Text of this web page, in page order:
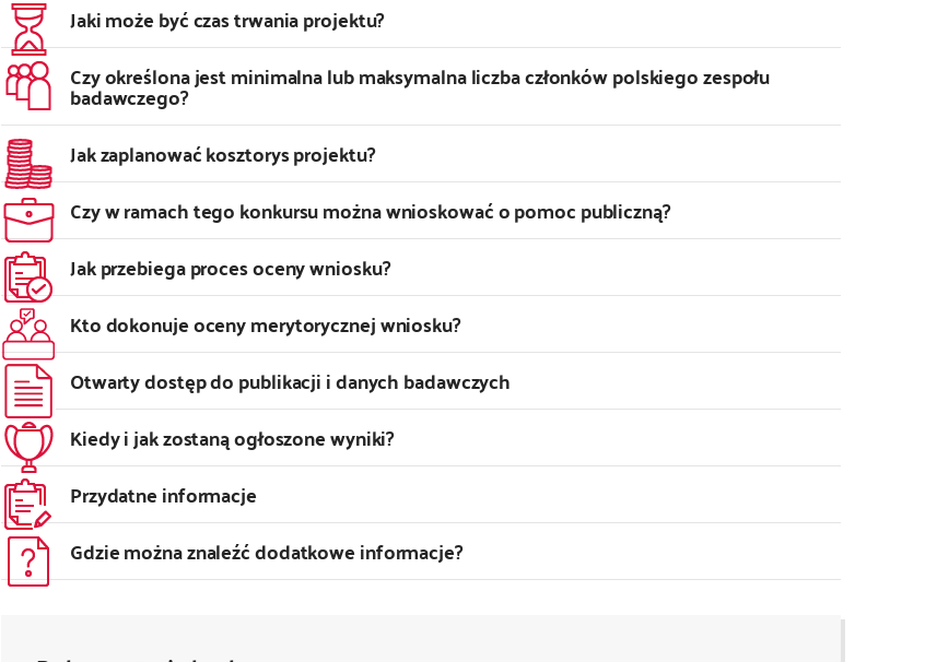
Jaki może być czas trwania projektu?
Czy określona jest minimalna lub maksymalna liczba członków polskiego zespołu
badawczego?
Jak zaplanować kosztorys projektu?
Czy w ramach tego konkursu można wnioskować o pomoc publiczną?
Jak przebiega proces oceny wniosku?
Kto dokonuje oceny merytorycznej wniosku?
Otwarty dostęp do publikacji i danych badawczych
Kiedy i jak zostaną ogłoszone wyniki?
Przydatne informacje
Gdzie można znaleźć dodatkowe informacje?